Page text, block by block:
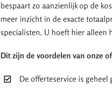
bespaart zo aanzienlijk op de
meer inzicht in de exacte
specialisten. U hoeft hier
Dit zijn de voordelen van onze
De offerteservice is